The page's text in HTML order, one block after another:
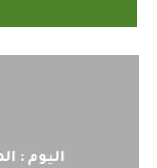
اليوم :